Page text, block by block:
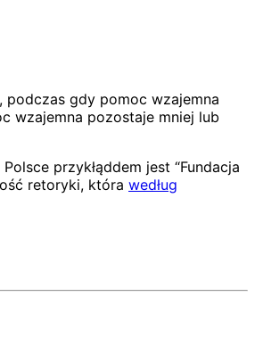
gdy pomoc wzajemna
wzajemna pozostaje mniej lub
przykłąddem jest “Fundacja
retoryki, która według